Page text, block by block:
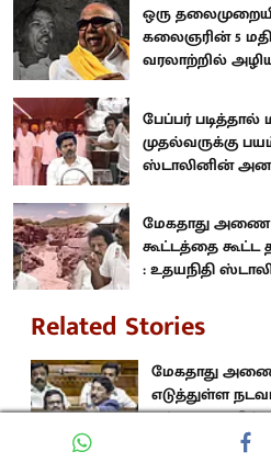
ஒரு
கலைஞரின் 5
வரலாற்றில்
பேப்பர் படித்தால்
முதல்வருக்கு
ஸ்டாலினின் அனல்
மேகதாது அணை
கூட்டத்தை கூட்ட
: உதயநிதி
Related Stories
மேகதாது
எடுத்துள்ள
மக்களவையில்